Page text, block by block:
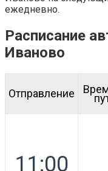
ежедневно.
Расписание
Иваново
Отправление